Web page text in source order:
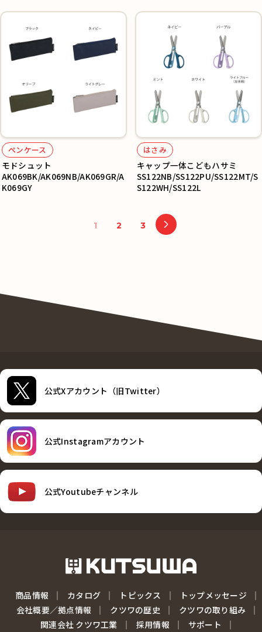
ペンケース
モドシュット
AK069BK/AK069NB/AK069GR/A
K069GY
はさみ
キャップ一体こどもハサミ
SS122NB/SS122PU/SS122MT/S
S122WH/SS122L
1 2 3
公式Xアカウント（旧Twitter）
公式Instagramアカウント
公式Youtubeチャンネル
商品情報 カタログ トピックス
トップメッセージ
会社概要／拠点情報
クツワの歴史
クツワの取り組み
関連会社 クツワ工業
採用情報 サポート